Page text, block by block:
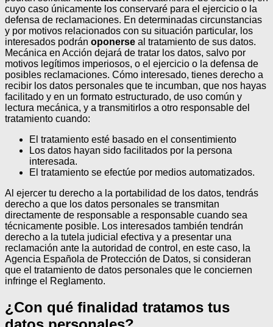
cuyo caso únicamente los conservaré para el ejercicio o la
defensa de reclamaciones. En determinadas circunstancias
y por motivos relacionados con su situación particular, los
interesados podrán oponerse al tratamiento de sus datos.
Mecánica en Acción dejará de tratar los datos, salvo por
motivos legítimos imperiosos, o el ejercicio o la defensa de
posibles reclamaciones. Cómo interesado, tienes derecho a
recibir los datos personales que te incumban, que nos hayas
facilitado y en un formato estructurado, de uso común y
lectura mecánica, y a transmitirlos a otro responsable del
tratamiento cuando:
El tratamiento esté basado en el consentimiento
Los datos hayan sido facilitados por la persona
interesada.
El tratamiento se efectúe por medios automatizados.
Al ejercer tu derecho a la portabilidad de los datos, tendrás
derecho a que los datos personales se transmitan
directamente de responsable a responsable cuando sea
técnicamente posible. Los interesados también tendrán
derecho a la tutela judicial efectiva y a presentar una
reclamación ante la autoridad de control, en este caso, la
Agencia Española de Protección de Datos, si consideran
que el tratamiento de datos personales que le conciernen
infringe el Reglamento.
¿Con qué finalidad tratamos tus